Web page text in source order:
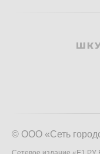
© ООО «Сеть